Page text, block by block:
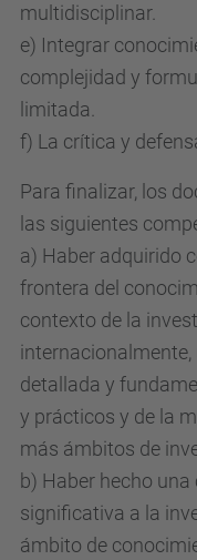
multidisciplinar.
e) Integrar
complejidad y
limitada.
f) La crítica y
Para finalizar, los
las siguientes
a) Haber adquirido
frontera del
contexto de la
detallada y
y prácticos y de la
más ámbitos de
b) Haber hecho
significativa a la
ámbito de